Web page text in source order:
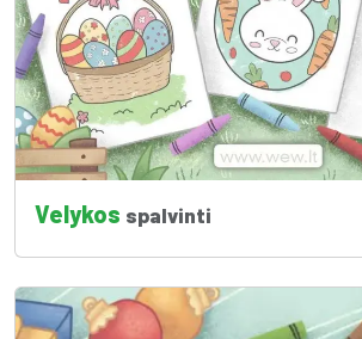
Velykos spalvinti